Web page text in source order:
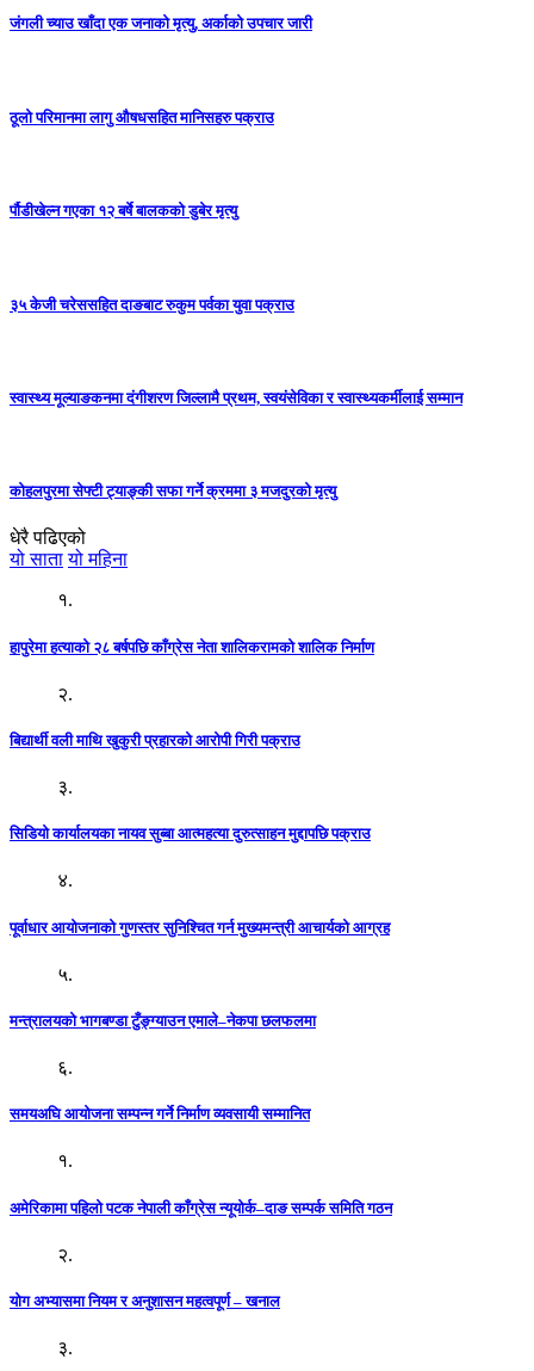
जंगली च्याउ खाँदा एक जनाको मृत्यु, अर्काको उपचार जारी
ठूलो परिमानमा लागु औषधसहित मानिसहरु पक्राउ
र्पौडीखेल्न गएका १२ बर्षे बालकको डुबेर मृत्यु
३५ केजी चरेससहित दाङबाट रुकुम पर्वका युवा पक्राउ
स्वास्थ्य मूल्याङकनमा दंगीशरण जिल्लामै प्रथम, स्वयंसेविका र स्वास्थ्यकर्मीलाई सम्मान
कोहलपुरमा सेफ्टी ट्याङ्की सफा गर्ने क्रममा ३ मजदुरको मृत्यु
धेरै पढिएको
यो साता यो महिना
१.
हापुरेमा हत्याको २८ बर्षपछि काँग्रेस नेता शालिकरामको शालिक निर्माण
२.
बिद्यार्थी वली माथि खुकुरी प्रहारको आरोपी गिरी पक्राउ
३.
सिडियो कार्यालयका नायव सुब्बा आत्महत्या दुरुत्साहन मुद्दापछि पक्राउ
४.
पूर्वाधार आयोजनाको गुणस्तर सुनिश्चित गर्न मुख्यमन्त्री आचार्यको आग्रह
५.
मन्त्रालयको भागबण्डा टुँङ्ग्याउन एमाले–नेकपा छलफलमा
६.
समयअघि आयोजना सम्पन्न गर्ने निर्माण व्यवसायी सम्मानित
१.
अमेरिकामा पहिलो पटक नेपाली काँग्रेस न्यूयोर्क–दाङ सम्पर्क समिति गठन
२.
योग अभ्यासमा नियम र अनुशासन महत्वपूर्ण – खनाल
३.